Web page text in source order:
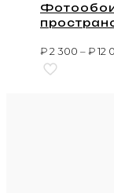
₽2 300 –₽12